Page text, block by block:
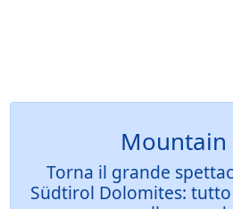
Mountain
Torna il grande
Südtirol Dolomites: